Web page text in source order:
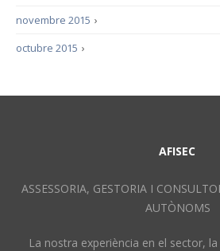
›
novembre 2015
›
octubre 2015
AFISEC
ASSESSORIA, GESTORIA I
AUTÒNOMS
La nostra experiència en el sector,